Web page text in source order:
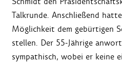
Talkrunde. Anschließend
Möglichkeit dem gebürtigen
stellen. Der 55-Jährige
sympathisch, wobei er keine